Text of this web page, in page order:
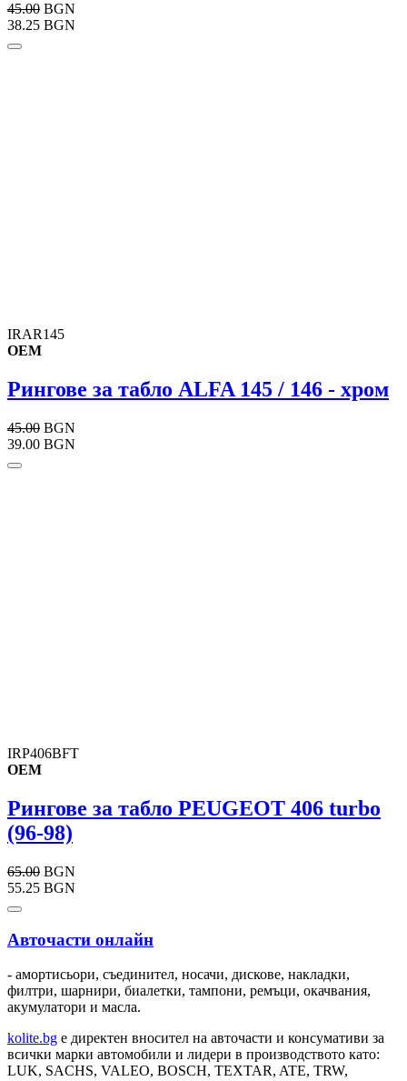
45.00 BGN
38.25 BGN
IRAR145
OEM
Рингове за табло ALFA 145 / 146 - хром
45.00 BGN
39.00 BGN
IRP406BFT
OEM
Рингове за табло PEUGEOT 406 turbo
(96-98)
65.00 BGN
55.25 BGN
Авточасти онлайн
- амортисьори, съединител, носачи, дискове, накладки,
филтри, шарнири, биалетки, тампони, ремъци, окачвания,
акумулатори и масла.
kolite.bg e директен вносител на авточасти и консумативи за
всички марки автомобили и лидери в производството като:
LUK, SACHS, VALEO, BOSCH, TEXTAR, ATE, TRW,